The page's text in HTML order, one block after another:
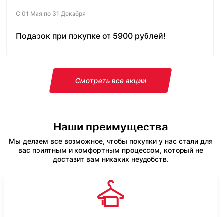
С 01 Мая по 31 Декабря
Подарок при покупке от 5900 рублей!
Смотреть все акции
Наши преимущества
Мы делаем все возможное, чтобы покупки у нас стали для
вас приятным и комфортным процессом, который не
доставит вам никаких неудобств.